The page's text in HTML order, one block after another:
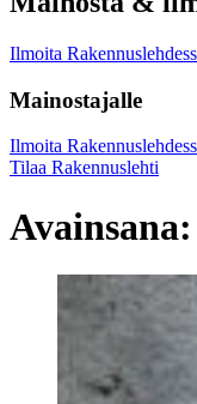
Ilmoita
Mainostajalle
Ilmoita
Tilaa Rakennuslehti
Avainsana: